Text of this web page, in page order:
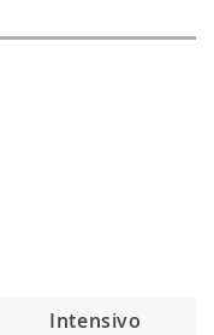
Intensivo